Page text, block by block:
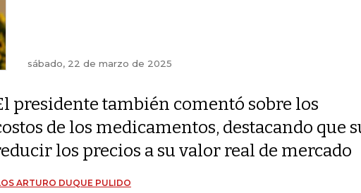
sábado, 22 de marzo de 2025
presidente también comentó sobre los
de los medicamentos, destacando que
los precios a su valor real de mercado
ARTURO DUQUE PULIDO